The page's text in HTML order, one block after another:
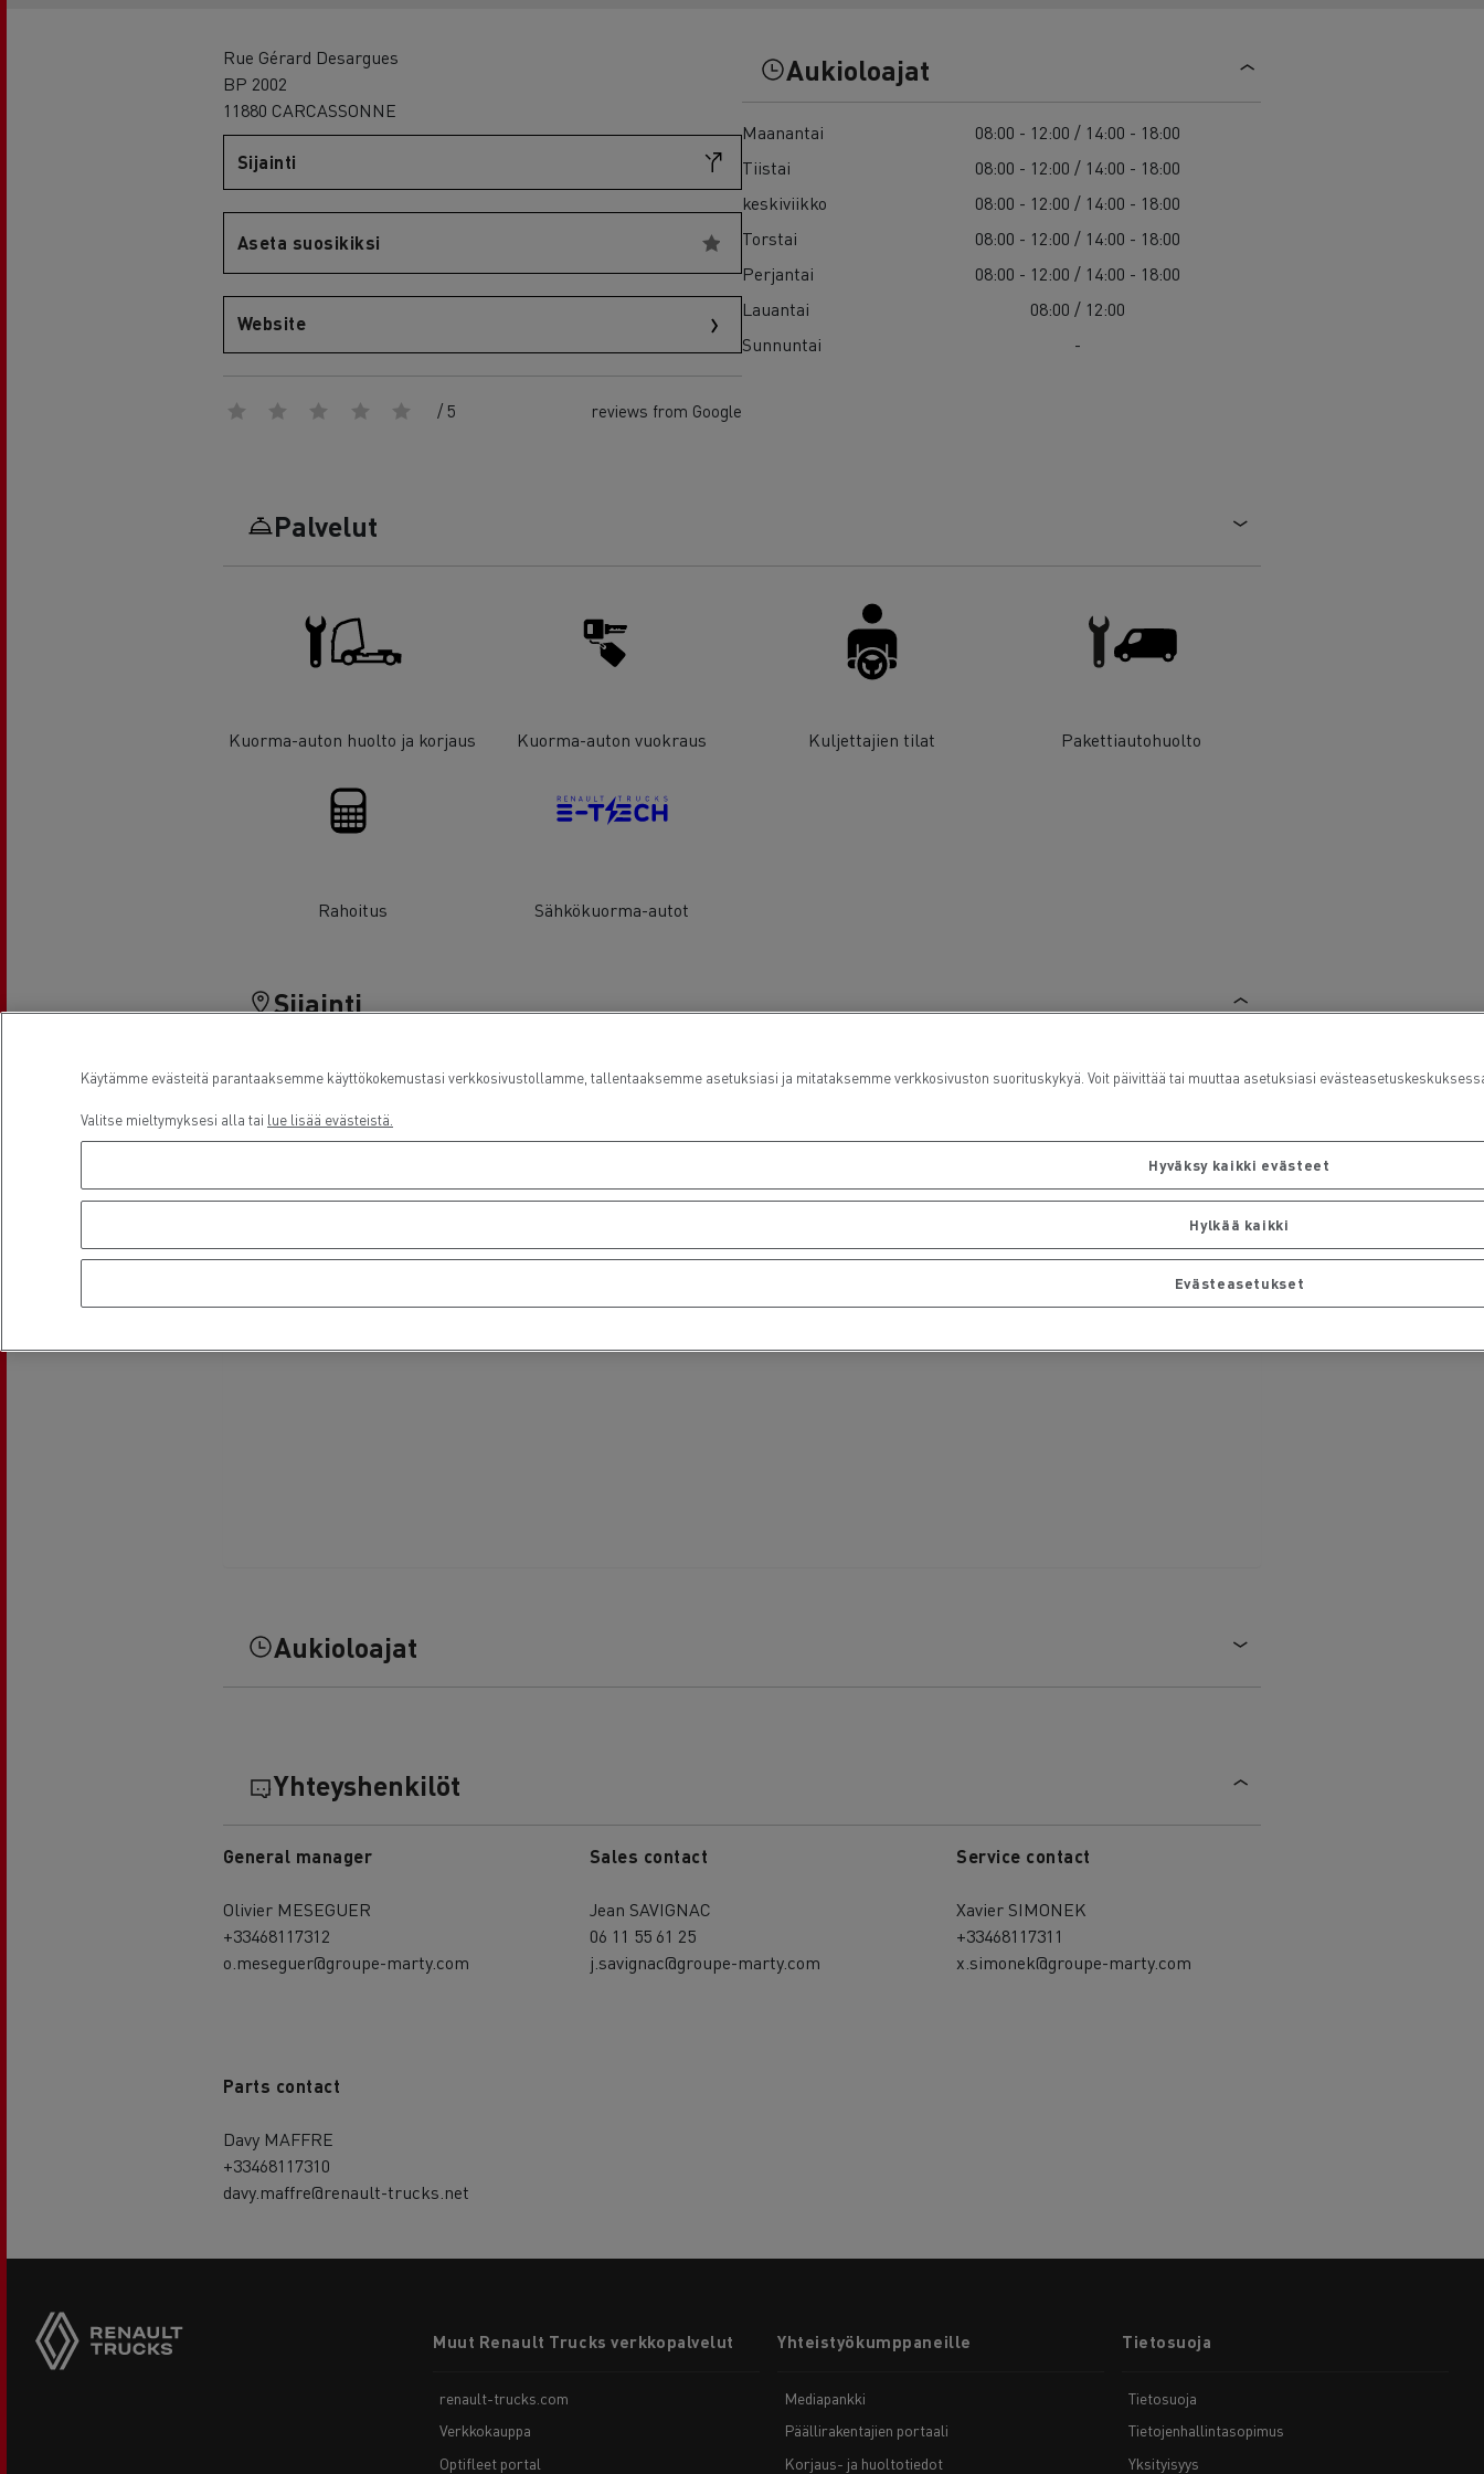
Toimitusta varten
Rue Gérard Desargues
BP 2002
11880 CARCASSONNE
Sijainti
Aseta suosikiksi
Website
/ 5 reviews from Google
Aukioloajat
Maanantai
08:00 - 12:00 / 14:00 - 18:00
Tiistai
08:00 - 12:00 / 14:00 - 18:00
keskiviikko
08:00 - 12:00 / 14:00 - 18:00
Torstai
08:00 - 12:00 / 14:00 - 18:00
Perjantai
08:00 - 12:00 / 14:00 - 18:00
Lauantai
08:00 / 12:00
Sunnuntai
-
Palvelut
Kuorma-auton huolto ja korjaus Kuorma-auton vuokraus Kuljettajien tilat Pakettiautohuolto
Rahoitus Sähkökuorma-autot
Sijainti
Aukioloajat
Yhteyshenkilöt
General manager
Olivier MESEGUER
+33468117312
o.meseguer@groupe-marty.com
Sales contact
Jean SAVIGNAC
06 11 55 61 25
j.savignac@groupe-marty.com
Service contact
Xavier SIMONEK
+33468117311
x.simonek@groupe-marty.com
Parts contact
Davy MAFFRE
+33468117310
davy.maffre@renault-trucks.net
menuMuut Renault Trucks verkkopalvelut
renault-trucks.com
Verkkokauppa
Optifleet portal
Yhteistyökumppaneille
Mediapankki
Päällirakentajien portaali
Korjaus- ja huoltotiedot
Tietosuoja
Tietosuoja
Tietojenhallintasopimus
Yksityisyys
Käytämme evästeitä parantaaksemme käyttökokemustasi verkkosivustollamme, tallentaaksemme asetuksiasi ja mitataksemme verkkosivuston suorituskykyä. Voit päivittää tai muuttaa asetuksiasi
Valitse mieltymyksesi alla tai lue lisää evästeistä.
Hyväksy kaikki evästeet
Hylkää kaikki
Evästeasetukset